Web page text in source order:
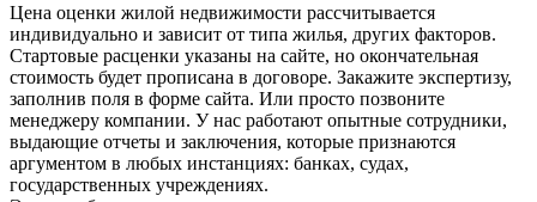
Цена оценки жилой недвижимости рассчитывается
индивидуально и зависит от типа жилья, других факторов.
Стартовые расценки указаны на сайте, но окончательная
стоимость будет прописана в договоре. Закажите экспертизу,
заполнив поля в форме сайта. Или просто позвоните
менеджеру компании. У нас работают опытные сотрудники,
выдающие отчеты и заключения, которые признаются
аргументом в любых инстанциях: банках, судах,
государственных учреждениях.